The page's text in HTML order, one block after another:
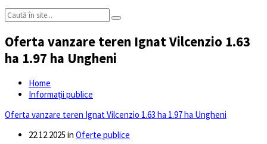
Oferta vanzare teren Ignat Vilcenzio 1.63
ha 1.97 ha Ungheni
Home
Informații publice
Oferta vanzare teren Ignat Vilcenzio 1.63 ha 1.97 ha Ungheni
22.12.2025 in Oferte publice